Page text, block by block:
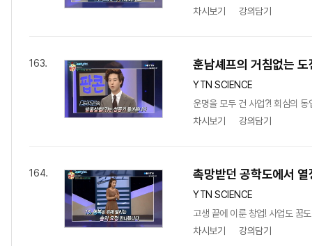
차시보기
강의담기
163. 훈남셰프의 거침없는
YTN SCIENCE
운명을 모두 건 사업?! 회심의
차시보기
강의담기
164. 촉망받던 공학도에서
YTN SCIENCE
고생 끝에 이룬 창업! 사업도 꿈
차시보기
강의담기